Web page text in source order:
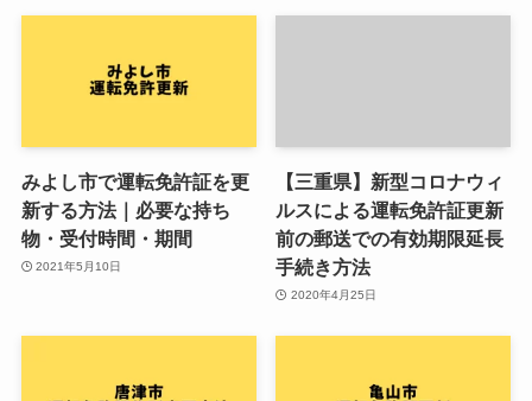
みよし市で運転免許証を更
新する方法｜必要な持ち
物・受付時間・期間
2021年5月10日
【三重県】新型コロナウィ
ルスによる運転免許証更新
前の郵送での有効期限延長
手続き方法
2020年4月25日